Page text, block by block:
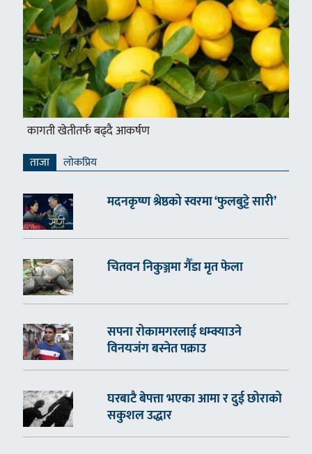
कागती खेतीतर्फ बढ्दै आकर्षण
ताजा लाेकप्रिय
मदनकृष्ण श्रेष्ठको स्वरमा ‘फुलबुट्टे सारी’
चितवन निकुञ्जमा गैँडा मृत फेला
सपना रोकामगरलाई धम्क्याउने
विनयजंग बस्नेत पक्राउ
घरबाटै बेपत्ता भएका आमा र दुई छोराको
सकुशल उद्धार